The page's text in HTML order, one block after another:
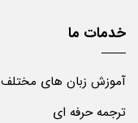
خدمات ما
آموزش زبان های مختلف
ترجمه حرفه ای